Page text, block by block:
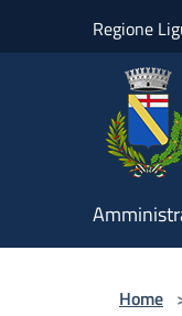
Regione
Home